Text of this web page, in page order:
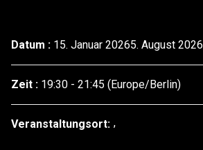
Datum : 15. Januar 20265. August 2026
Zeit : 19:30 - 21:45 (Europe/Berlin)
Veranstaltungsort: